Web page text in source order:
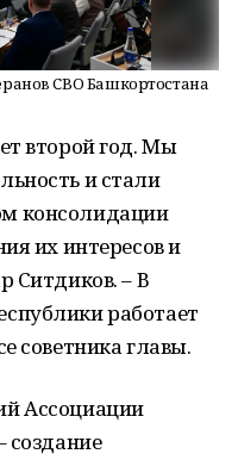
СВО Башкортостана
второй год. Мы
и стали
консолидации
их интересов и
Ситдиков. – В
работает
советника главы.
Ассоциации
создание